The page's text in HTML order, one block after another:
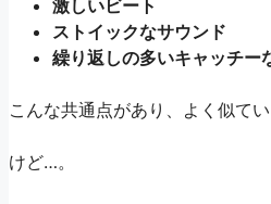
激しいビート
ストイックなサウンド
繰り返しの多いキャッチー
こんな共通点があり、よく似て
けど…。